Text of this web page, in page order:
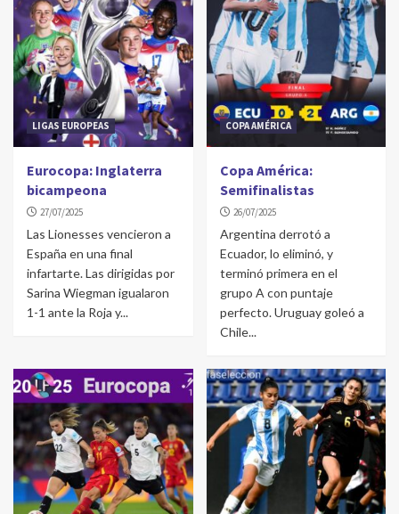
LIGAS EUROPEAS
Eurocopa: Inglaterra
bicampeona
27/07/2025
Las Lionesses vencieron a
España en una final
infartarte. Las dirigidas por
Sarina Wiegman igualaron
1-1 ante la Roja y...
COPA AMÉRICA
Copa América:
Semifinalistas
26/07/2025
Argentina derrotó a
Ecuador, lo eliminó, y
terminó primera en el
grupo A con puntaje
perfecto. Uruguay goleó a
Chile...